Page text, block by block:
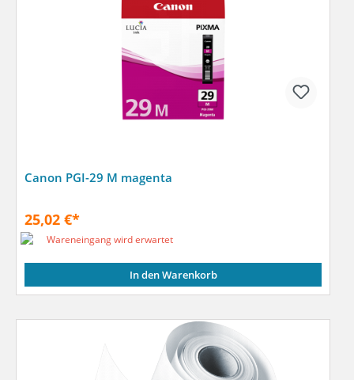
Canon PGI-29 M magenta
25,02 €*
Wareneingang wird erwartet
In den Warenkorb